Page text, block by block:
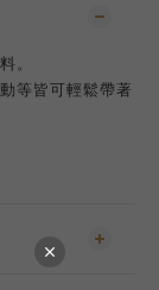
。
等皆可輕鬆帶著